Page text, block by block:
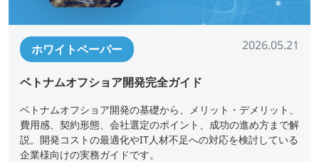
ホワイトペーパー 2026.05.21
ベトナムオフショア開発完全ガイド
ベトナムオフショア開発の基礎から、メリット・デメリット、
費用感、契約形態、会社選定のポイント、成功の進め方まで解
説。開発コストの最適化やIT人材不足への対応を検討している
企業様向けの実務ガイドです。